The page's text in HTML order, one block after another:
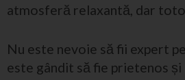
atmosferă relaxantă, dar
Nu este nevoie să fii expert
este gândit să fie prietenos